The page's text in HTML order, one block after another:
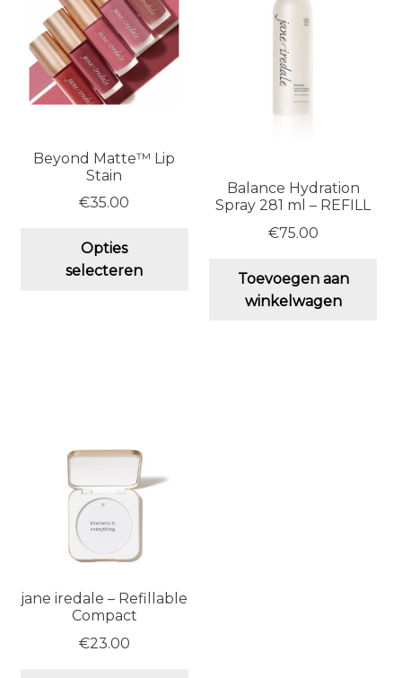
Beyond Matte™ Lip
Stain
€35.00
Opties
selecteren
meerdere
Balance Hydration
Spray 281 ml – REFILL
€75.00
Toevoegen aan
winkelwagen
jane iredale – Refillable
Compact
€23.00